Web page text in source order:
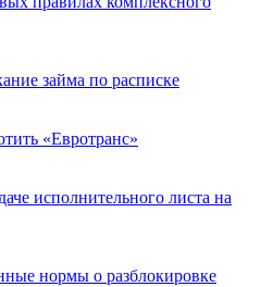
займа по расписке
«Евротранс»
исполнительного листа на
нормы о разблокировке